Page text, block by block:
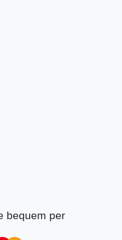
bequem per